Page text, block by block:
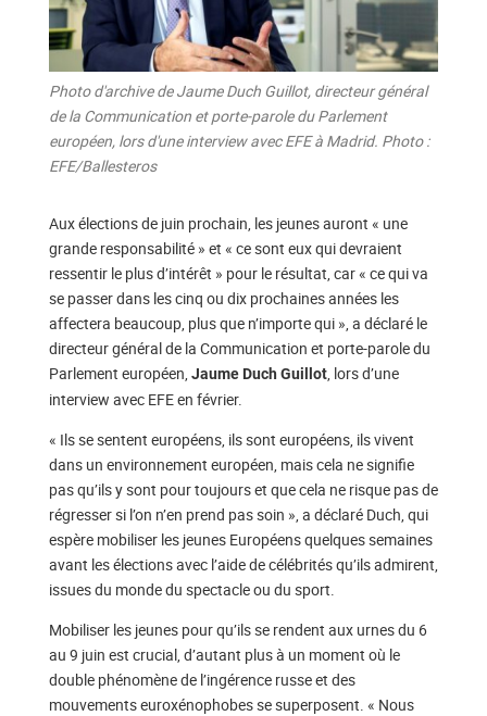
Photo d'archive de Jaume Duch Guillot, directeur général
de la Communication et porte-parole du Parlement
européen, lors d'une interview avec EFE à Madrid. Photo :
EFE/Ballesteros
Aux élections de juin prochain, les jeunes auront « une
grande responsabilité » et « ce sont eux qui devraient
ressentir le plus d’intérêt » pour le résultat, car « ce qui va
se passer dans les cinq ou dix prochaines années les
affectera beaucoup, plus que n’importe qui », a déclaré le
directeur général de la Communication et porte-parole du
Parlement européen, Jaume Duch Guillot, lors d’une
interview avec EFE en février.
« Ils se sentent européens, ils sont européens, ils vivent
dans un environnement européen, mais cela ne signifie
pas qu’ils y sont pour toujours et que cela ne risque pas de
régresser si l’on n’en prend pas soin », a déclaré Duch, qui
espère mobiliser les jeunes Européens quelques semaines
avant les élections avec l’aide de célébrités qu’ils admirent,
issues du monde du spectacle ou du sport.
Mobiliser les jeunes pour qu’ils se rendent aux urnes du 6
au 9 juin est crucial, d’autant plus à un moment où le
double phénomène de l’ingérence russe et des
mouvements euroxénophobes se superposent. « Nous